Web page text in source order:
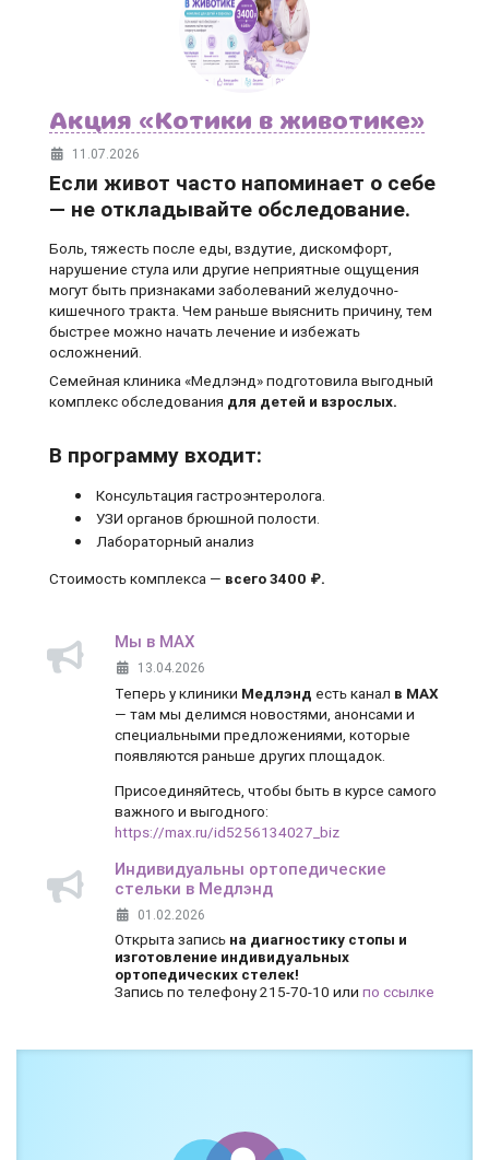
Акция «Котики в животике»
11.07.2026
Если живот часто напоминает о себе
— не откладывайте обследование.
Боль, тяжесть после еды, вздутие, дискомфорт,
нарушение стула или другие неприятные ощущения
могут быть признаками заболеваний желудочно-
кишечного тракта. Чем раньше выяснить причину, тем
быстрее можно начать лечение и избежать
осложнений.
Семейная клиника «Медлэнд» подготовила выгодный
комплекс обследования для детей и взрослых.
В программу входит:
Консультация гастроэнтеролога.
УЗИ органов брюшной полости.
Лабораторный анализ
Стоимость комплекса — всего 3400 ₽.
Мы в MAX
13.04.2026
Теперь у клиники Медлэнд есть канал в MAX
— там мы делимся новостями, анонсами и
специальными предложениями, которые
появляются раньше других площадок.
Присоединяйтесь, чтобы быть в курсе самого
важного и выгодного:
https://max.ru/id5256134027_biz
Индивидуальны ортопедические
стельки в Медлэнд
01.02.2026
Открыта запись на диагностику стопы и
изготовление индивидуальных
ортопедических стелек!
Запись по телефону 215-70-10 или по ссылке